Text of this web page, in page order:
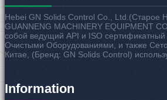
Hebei GN Solids Control Co., Ltd.(Старое
GUANNENG MACHINERY EQUIPMENT
собой ведущий API и ISO
Очистыми Оборудованиями, и также
Китае, (Бренд: GN Solids Control)
Information